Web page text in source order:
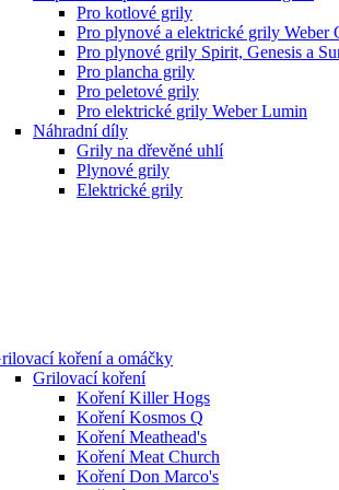
Pro kotlové grily
Pro plynové a elektrické grily Weber
Pro plynové grily Spirit, Genesis a
Pro plancha grily
Pro peletové grily
Pro elektrické grily Weber Lumin
Náhradní díly
Grily na dřevěné uhlí
Plynové grily
Elektrické grily
koření a omáčky
Grilovací koření
Koření Killer Hogs
Koření Kosmos Q
Koření Meathead's
Koření Meat Church
Koření Don Marco's